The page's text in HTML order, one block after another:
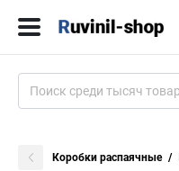
Коробки распаячные